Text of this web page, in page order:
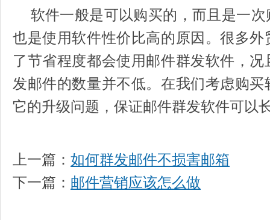
软件一般是可以购买的，而且是一次
也是使用软件性价比高的原因。很多
了节省程度都会使用邮件群发软件，
发邮件的数量并不低。在我们考虑购
它的升级问题，保证邮件群发软件
上一篇： 如何群发邮件不损害邮箱
下一篇： 邮件营销应该怎么做